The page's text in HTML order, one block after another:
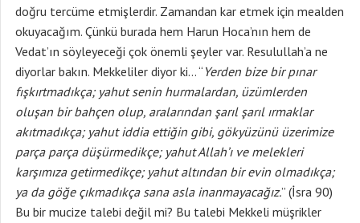
doğru tercüme etmişlerdir. Zamandan kar etmek için mealden
okuyacağım. Çünkü burada hem Harun Hoca’nın hem de
Vedat’ın söyleyeceği çok önemli şeyler var. Resulullah’a ne
diyorlar bakın. Mekkeliler diyor ki… “ Yerden bize bir pınar
fışkırtmadıkça; yahut senin hurmalardan, üzümlerden
oluşan bir bahçen olup, aralarından şarıl şarıl ırmaklar
akıtmadıkça; yahut iddia ettiğin gibi, gökyüzünü üzerimize
parça parça düşürmedikçe; yahut Allah’ı ve melekleri
karşımıza getirmedikçe; yahut altından bir evin olmadıkça;
ya da göğe çıkmadıkça sana asla inanmayacağız.” (İsra 90)
Bu bir mucize talebi değil mi? Bu talebi Mekkeli müşrikler